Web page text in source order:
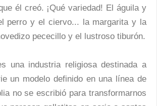
él creó. ¡Qué variedad! El águila y
perro y el ciervo... la margarita y la
pececillo y el lustroso tiburón.
una industria religiosa destinada a
un modelo definido en una línea de
no se escribió para transformarnos